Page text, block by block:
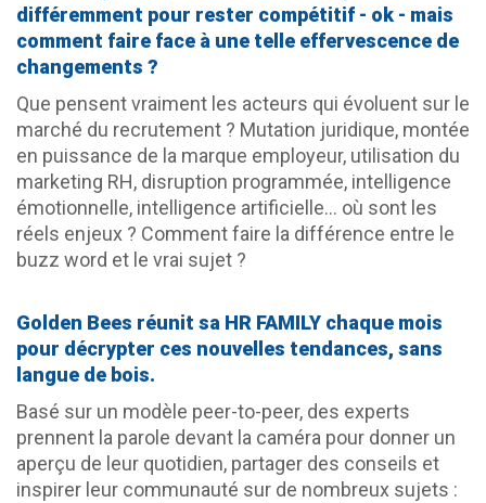
différemment pour rester compétitif - ok - mais
comment faire face à une telle effervescence de
changements ?
Que pensent vraiment les acteurs qui évoluent sur le
marché du recrutement ? Mutation juridique, montée
en puissance de la marque employeur, utilisation du
marketing RH, disruption programmée, intelligence
émotionnelle, intelligence artificielle… où sont les
réels enjeux ? Comment faire la différence entre le
buzz word et le vrai sujet ?
Golden Bees réunit sa HR FAMILY chaque mois
pour décrypter ces nouvelles tendances, sans
langue de bois.
Basé sur un modèle peer-to-peer, des experts
prennent la parole devant la caméra pour donner un
aperçu de leur quotidien, partager des conseils et
inspirer leur communauté sur de nombreux sujets :